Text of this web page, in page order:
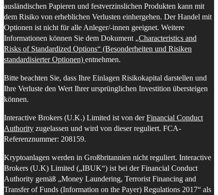
ausländischen Papieren und festverzinslichen Produkten kann mit
dem Risiko von erheblichen Verlusten einhergehen. Der Handel mit
Optionen ist nicht für alle Anleger/-innen geeignet. Weitere
Informationen können Sie dem Dokument „Characteristics and
Risks of Standardized Options“ (Besonderheiten und Risiken
standardisierter Optionen) entnehmen.
Bitte beachten Sie, dass Ihre Einlagen Risikokapital darstellen und
Ihre Verluste den Wert Ihrer ursprünglichen Investition übersteigen
können.
Interactive Brokers (U.K.) Limited ist von derFinancial Conduct
Authority zugelassen und wird von dieser reguliert. FCA-
Referenznummer: 208159.
Kryptoanlagen werden in Großbritannien nicht reguliert. Interactive
Brokers (U.K) Limited („IBUK“) ist bei der Financial Conduct
Authority gemäß „Money Laundering, Terrorist Financing and
Transfer of Funds (Information on the Payer) Regulations 2017“ als